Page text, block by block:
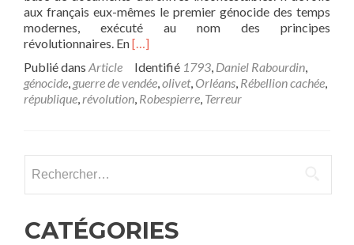
aux français eux-mêmes le premier génocide des temps
modernes, exécuté au nom des principes
révolutionnaires. EnEn
plus
sur« La
Rébellion
projections
du
[…]
Publié dans Article Identifié 1793, Daniel Rabourdin,
génocide, guerre de vendée,olivet, Orléans, Rébellion cachée,
république,révolution, Robespierre, Terreur
CATÉGORIES